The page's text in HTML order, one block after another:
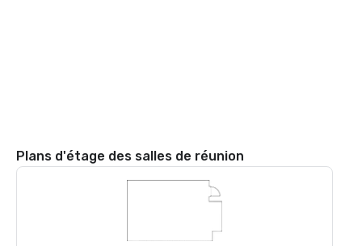
Plans d'étage des salles de réunion